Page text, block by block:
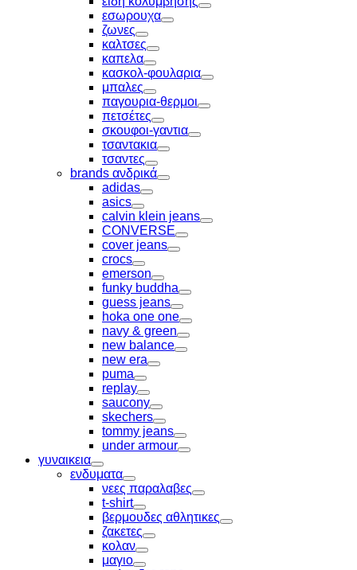
Toggle
εσωρουχα
Toggle
ζωνες
Toggle
καλτσες
Toggle
καπελα
Toggle
κασκολ-φουλαρια
Toggle
μπαλες
Toggle
παγουρια-θερμοι
Toggle
πετσέτες
Toggle
σκουφοι-γαντια
Toggle
τσαντακια
Toggle
τσαντες
Toggle
brands ανδρικά
Toggle
adidas
Toggle
asics
Toggle
calvin klein jeans
Toggle
CONVERSE
Toggle
cover jeans
Toggle
crocs
Toggle
emerson
Toggle
funky buddha
Toggle
guess jeans
Toggle
hoka one one
Toggle
navy & green
Toggle
new balance
Toggle
new era
Toggle
puma
Toggle
replay
Toggle
saucony
Toggle
skechers
Toggle
tommy jeans
Toggle
under armour
Toggle
γυναικεια
Toggle
ενδυματα
Toggle
νεες παραλαβες
Toggle
t-shirt
Toggle
βερμουδες αθλητικες
Toggle
ζακετες
Toggle
κολαν
Toggle
μαγιο